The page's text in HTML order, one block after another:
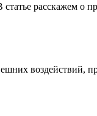
статье расскажем о
воздействий,